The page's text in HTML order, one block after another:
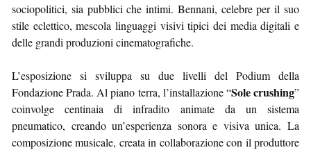
sociopolitici, sia pubblici che intimi. Bennani, celebre per il suo
stile eclettico, mescola linguaggi visivi tipici dei media digitali e
delle grandi produzioni cinematografiche.
L’esposizione si sviluppa su due livelli del Podium della
Fondazione Prada. Al piano terra, l’installazione “Sole crushing”
coinvolge centinaia di infradito animate da un sistema
pneumatico, creando un’esperienza sonora e visiva unica. La
composizione musicale, creata in collaborazione con il produttore